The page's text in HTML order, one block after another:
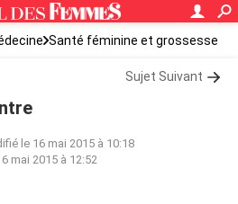
Santé féminine et grossesse
Sujet Suivant
le 16 mai 2015 à 10:18
mai 2015 à 12:52